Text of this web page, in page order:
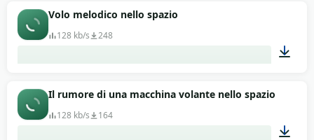
Volo melodico nello spazio
128 kb/s 248
00:13
Il rumore di una macchina volante nello spazio
128 kb/s 164